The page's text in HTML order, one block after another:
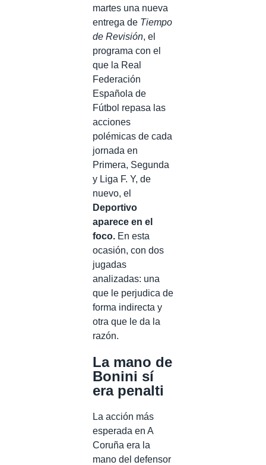
martes una nueva
entrega de Tiempo
de Revisión, el
programa con el
que la Real
Federación
Española de
Fútbol repasa las
acciones
polémicas de cada
jornada en
Primera, Segunda
y Liga F. Y, de
nuevo, el
Deportivo
aparece en el
foco. En esta
ocasión, con dos
jugadas
analizadas: una
que le perjudica de
forma indirecta y
otra que le da la
razón.
La mano de
Bonini sí
era penalti
La acción más
esperada en A
Coruña era la
mano del defensor